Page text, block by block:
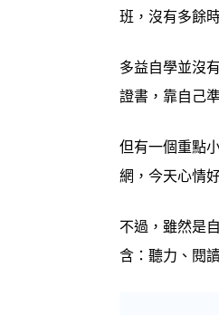
班，沒有多餘
多益自學並沒
證書，靠自己
但有一個重點
網，今天心情
不過，雖然是
含：聽力、閱